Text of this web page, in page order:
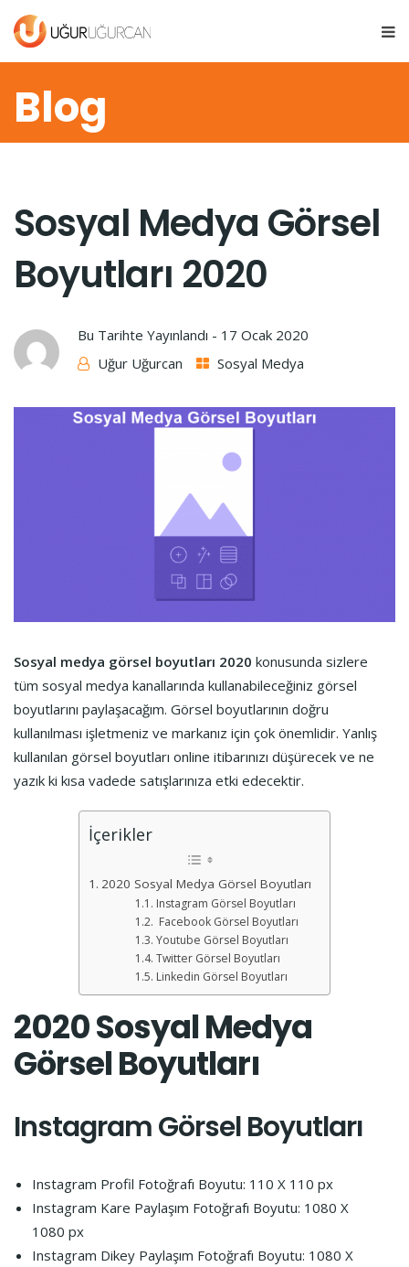
Blog
Sosyal Medya Görsel
Boyutları 2020
Bu Tarihte Yayınlandı - 17 Ocak 2020
Uğur Uğurcan
Sosyal Medya
Sosyal medya görsel boyutları 2020 konusunda sizlere
tüm sosyal medya kanallarında kullanabileceğiniz görsel
boyutlarını paylaşacağım. Görsel boyutlarının doğru
kullanılması işletmeniz ve markanız için çok önemlidir. Yanlış
kullanılan görsel boyutları online itibarınızı düşürecek ve ne
yazık ki kısa vadede satışlarınıza etki edecektir.
İçerikler
2020 Sosyal Medya Görsel Boyutları
Instagram Görsel Boyutları
Facebook Görsel Boyutları
Youtube Görsel Boyutları
Twitter Görsel Boyutları
Linkedin Görsel Boyutları
2020 Sosyal Medya
Görsel Boyutları
InstagramGörsel Boyutları
Instagram Profil Fotoğrafı Boyutu: 110 X 110 px
Instagram Kare Paylaşım Fotoğrafı Boyutu: 1080 X
1080 px
Instagram Dikey Paylaşım Fotoğrafı Boyutu: 1080 X